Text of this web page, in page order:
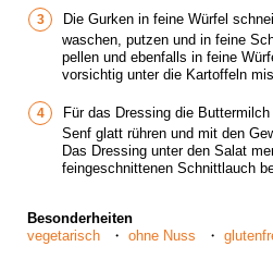
Die Gurken in feine Würfel
waschen, putzen und in feine
pellen und ebenfalls in feine
vorsichtig unter die Kartoffeln
Für das Dressing die
Senf glatt rühren und mit den
Das Dressing unter den Salat
feingeschnittenen Schnittlauch
Besonderheiten
vegetarisch
ohne Nuss